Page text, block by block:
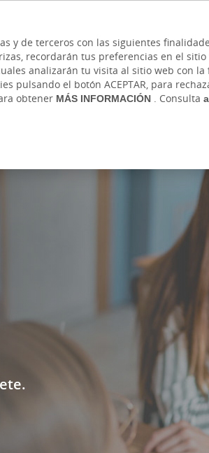
y de terceros con las siguientes
recordarán tus preferencias en el
analizarán tu visita al sitio web con
pulsando el botón ACEPTAR, para
obtener MÁS INFORMACIÓN. Consulta
Seguros Atención digital
AUTÓNOMOS Y